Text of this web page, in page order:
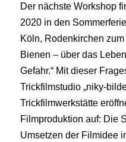
Der nächste Workshop
2020 in den
Köln, Rodenkirchen
Bienen – über das
Gefahr.“ Mit dieser
Trickfilmstudio „niky-
Trickfilmwerkstätte
Filmproduktion auf: Die
Umsetzen der Filmidee